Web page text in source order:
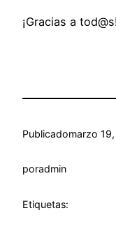
¡Gracias a
Publicadomarzo
poradmin
Etiquetas: